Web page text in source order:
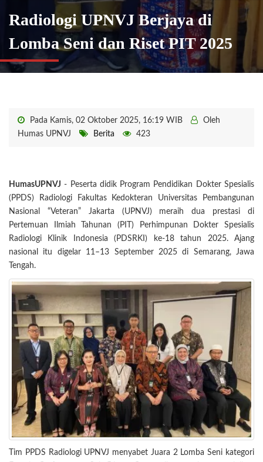
Radiologi UPNVJ Berjaya di
Lomba Seni dan Riset PIT 2025
Pada Kamis, 02 Oktober 2025, 16:19 WIB
Oleh
Humas UPNVJ
Berita 423
HumasUPNVJ - Peserta didik Program Pendidikan Dokter Spesialis
(PPDS) Radiologi Fakultas Kedokteran Universitas Pembangunan
Nasional “Veteran” Jakarta (UPNVJ) meraih dua prestasi di
Pertemuan Ilmiah Tahunan (PIT) Perhimpunan Dokter Spesialis
Radiologi Klinik Indonesia (PDSRKI) ke-18 tahun 2025. Ajang
nasional itu digelar 11–13 September 2025 di Semarang, Jawa
Tengah.
Tim PPDS Radiologi UPNVJ menyabet Juara 2 Lomba Seni kategori